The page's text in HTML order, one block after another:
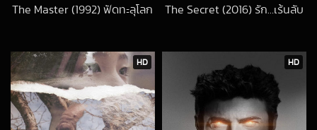
The Master (1992) ฟัดทะลุโลก
The Secret (2016) รัก…เร้นลับ
HD HD